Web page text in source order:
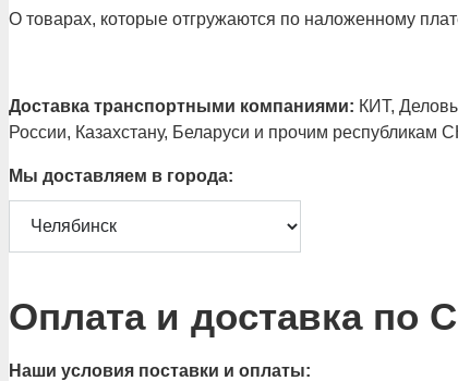
О товарах, которые отгружаются по наложенному
Доставка транспортными компаниями: КИТ,
России, Казахстану, Беларуси и прочим республикам
Мы доставляем в города:
Оплата и доставка по
Наши условия поставки и оплаты: